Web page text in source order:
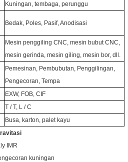
Kuningan, tembaga, perunggu
Bedak, Poles, Pasif, Anodisasi
Mesin penggiling CNC, mesin bubut CNC,
mesin gerinda, mesin giling, mesin bor, dll.
Pemesinan, Pembubutan, Penggilingan,
Pengecoran, Tempa
EXW, FOB, CIF
T / T, L / C
Busa, karton, palet kayu
IMR
kuningan